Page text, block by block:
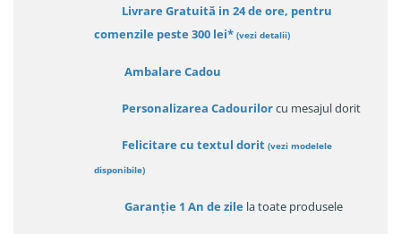
Livrare Gratuită in 24 de ore, pentru
comenzile peste 300 lei* (vezi detalii)
Ambalare Cadou
Personalizarea Cadourilorcu mesajul dorit
Felicitare cu textul dorit (vezi modelele
disponibile)
Garanție 1 An de zile la toate produsele